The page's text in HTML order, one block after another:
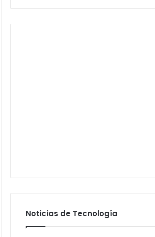
Noticias de Tecnología